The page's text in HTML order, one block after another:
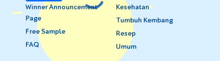
Winner Announcement
Page
Free Sample
FAQ
Kesehatan
Tumbuh Kembang
Resep
Umum